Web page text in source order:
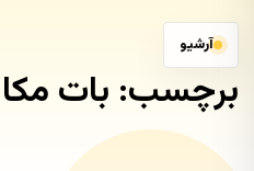
آرشیو
برچسب: بات